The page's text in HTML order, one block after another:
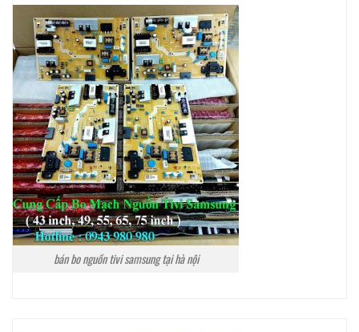
bán bo nguồn tivi samsung tại hà nội